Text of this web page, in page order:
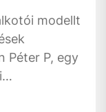
modellt
Péter P, egy